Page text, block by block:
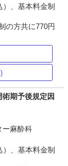
、基本料金制
の方共に770円
期予後規定因
ー麻酔科
、基本料金制